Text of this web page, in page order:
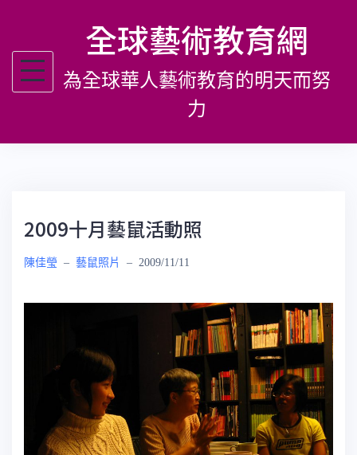
主
全球藝術教育網
為全球華人藝術教育的明天而努
力
2009十月藝鼠活動照
陳佳瑩 – 藝鼠照片 – 2009/11/11